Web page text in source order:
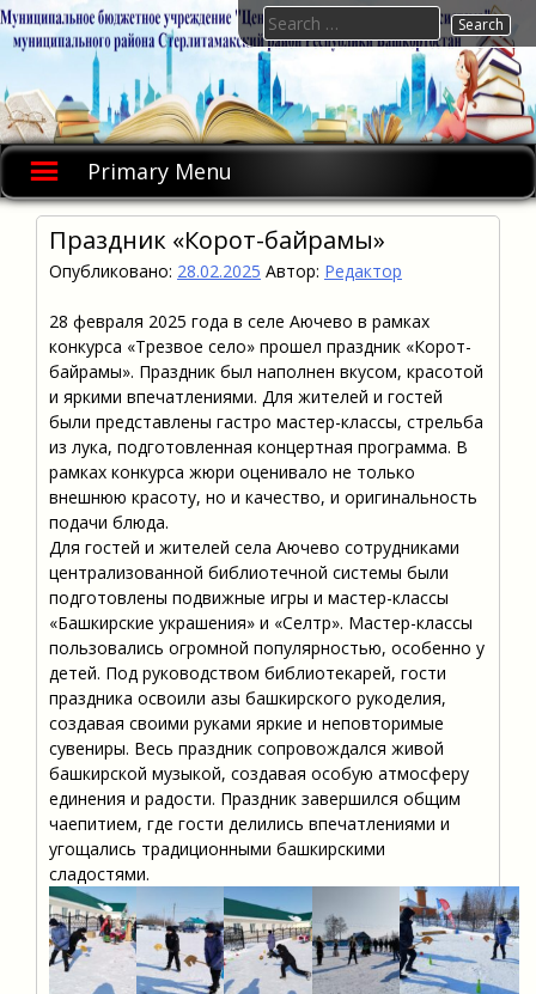
Skip
to
Primary Menu
Search
for:
Праздник «Корот-байрамы»
Опубликовано: 28.02.2025 Автор: Редактор
28 февраля 2025 года в селе Аючево в рамках
конкурса «Трезвое село» прошел праздник «Корот-
байрамы». Праздник был наполнен вкусом, красотой
и яркими впечатлениями. Для жителей и гостей
были представлены гастро мастер-классы, стрельба
из лука, подготовленная концертная программа. В
рамках конкурса жюри оценивало не только
внешнюю красоту, но и качество, и оригинальность
подачи блюда.
Для гостей и жителей села Аючево сотрудниками
централизованной библиотечной системы были
подготовлены подвижные игры и мастер-классы
«Башкирские украшения» и «Селтәр». Мастер-классы
пользовались огромной популярностью, особенно у
детей. Под руководством библиотекарей, гости
праздника освоили азы башкирского рукоделия,
создавая своими руками яркие и неповторимые
сувениры. Весь праздник сопровождался живой
башкирской музыкой, создавая особую атмосферу
единения и радости. Праздник завершился общим
чаепитием, где гости делились впечатлениями и
угощались традиционными башкирскими
сладостями.